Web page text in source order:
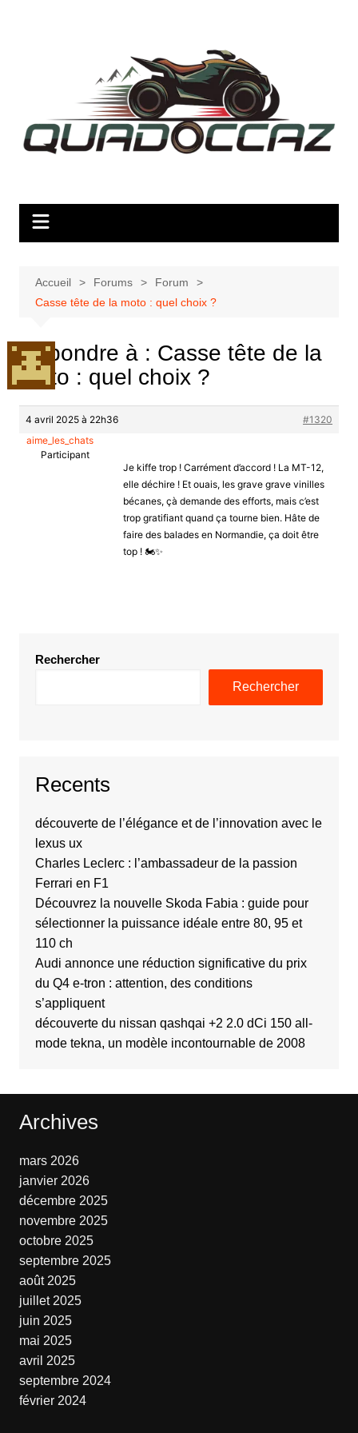
Accueil Forums
Forum
Casse tête de la moto : quel choix ?
Répondre à : Casse tête de la
moto : quel choix ?
4 avril 2025 à 22h36
#1320
aime_les_chats
Participant
Je kiffe trop ! Carrément d’accord ! La MT-12,
elle déchire ! Et ouais, les grave grave vinilles
bécanes, çà demande des efforts, mais c’est
trop gratifiant quand ça tourne bien. Hâte de
faire des balades en Normandie, ça doit être
top ! 🏍️✨
Rechercher
Rechercher
Recents
découverte de l’élégance et de l’innovation avec le
lexus ux
Charles Leclerc : l’ambassadeur de la passion
Ferrari en F1
Découvrez la nouvelle Skoda Fabia : guide pour
sélectionner la puissance idéale entre 80, 95 et
110 ch
Audi annonce une réduction significative du prix
du Q4 e-tron : attention, des conditions
s’appliquent
découverte du nissan qashqai +2 2.0 dCi 150 all-
mode tekna, un modèle incontournable de 2008
Archives
mars 2026
janvier 2026
décembre 2025
novembre 2025
octobre 2025
septembre 2025
août 2025
juillet 2025
juin 2025
mai 2025
avril 2025
septembre 2024
février 2024